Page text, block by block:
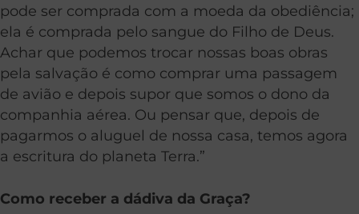
pode ser comprada com a moeda da obediência;
ela é comprada pelo sangue do Filho de Deus.
Achar que podemos trocar nossas boas obras
pela salvação é como comprar uma passagem
de avião e depois supor que somos o dono da
companhia aérea. Ou pensar que, depois de
pagarmos o aluguel de nossa casa, temos agora
a escritura do planeta Terra.”
Como receber a dádiva da Graça?